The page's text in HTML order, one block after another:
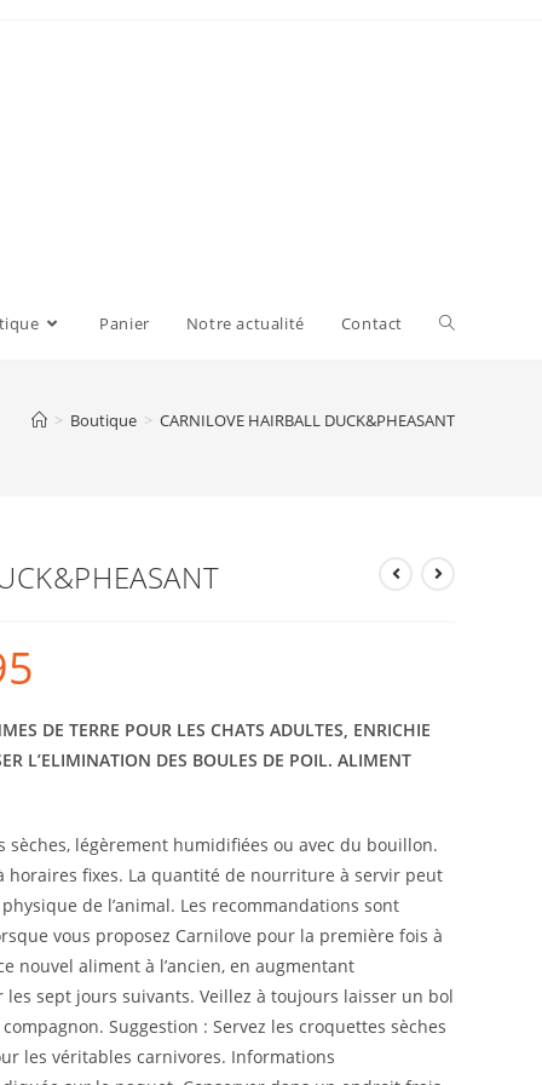
Panier Notre actualité Contact
> Boutique > CARNILOVE HAIRBALL DUCK&PHEASANT
DE TERRE POUR LES CHATS ADULTES, ENRICHIE
L’ELIMINATION DES BOULES DE POIL. ALIMENT
sèches, légèrement humidifiées ou avec du bouillon.
fixes. La quantité de nourriture à servir peut
de l’animal. Les recommandations sont
vous proposez Carnilove pour la première fois à
nouvel aliment à l’ancien, en augmentant
sept jours suivants. Veillez à toujours laisser un bol
Suggestion : Servez les croquettes sèches
les véritables carnivores. Informations